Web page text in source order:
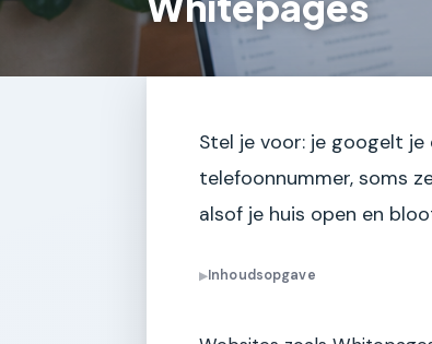
Stel je voor: je googelt je
telefoonnummer, soms
alsof je huis open en
▶Inhoudsopgave